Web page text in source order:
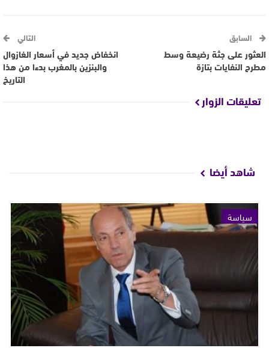
السابق
العثور على جثة رضيعة وسط
مطرح النفايات بتازة
التالي
انخفاض جديد في أسعار الغازوال
والبنزين بالمغرب بدءا من هذا
التاريخ
تعليقات الزوار
شاهد أيضا
سياسة